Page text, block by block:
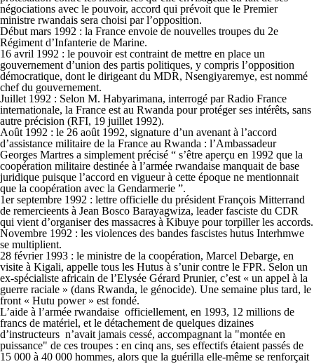
négociations avec le pouvoir, accord qui prévoit que le Premier
ministre rwandais sera choisi par l’opposition.
Début mars 1992 : la France envoie de nouvelles troupes du 2e
Régiment d’Infanterie de Marine.
16 avril 1992 : le pouvoir est contraint de mettre en place un
gouvernement d’union des partis politiques, y compris l’opposition
démocratique, dont le dirigeant du MDR, Nsengiyaremye, est nommé
chef du gouvernement.
Juillet 1992 : Selon M. Habyarimana, interrogé par Radio France
internationale, la France est au Rwanda pour protéger ses intérêts, sans
autre précision (RFI, 19 juillet 1992).
Août 1992 : le 26 août 1992, signature d’un avenant à l’accord
d’assistance militaire de la France au Rwanda : l’Ambassadeur
Georges Martres a simplement précisé “ s’être aperçu en 1992 que la
coopération militaire destinée à l’armée rwandaise manquait de base
juridique puisque l’accord en vigueur à cette époque ne mentionnait
que la coopération avec la Gendarmerie ”.
1er septembre 1992 : lettre officielle du président François Mitterrand
de remercieents à Jean Bosco Barayagwiza, leader fasciste du CDR
qui vient d’organiser des massacres à Kibuye pour torpiller les accords.
Novembre 1992 : les violences des bandes fascistes hutus Interhmwe
se multiplient.
28 février 1993 : le ministre de la coopération, Marcel Debarge, en
visite à Kigali, appelle tous les Hutus à s’unir contre le FPR. Selon un
ex-spécialiste africain de l’Elysée Gérard Prunier, c’est « un appel à la
guerre raciale » (dans Rwanda, le génocide). Une semaine plus tard, le
front « Hutu power » est fondé.
L’aide à l’armée rwandaise ­ officiellement, en 1993, 12 millions de
francs de matériel, et le détachement de quelques dizaines
d’instructeurs ­ n’avait jamais cessé, accompagnant la "montée en
puissance" de ces troupes : en cinq ans, ses effectifs étaient passés de
15 000 à 40 000 hommes, alors que la guérilla elle-même se renforçait